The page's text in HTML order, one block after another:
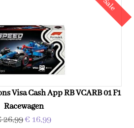
Sale
Visa Cash App RB VCARB 01 F1
Racewagen
26,99€ 16,99